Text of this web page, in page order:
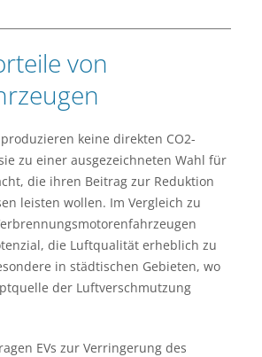
von
keine direkten CO2-
zu einer ausgezeichneten Wahl für
die ihren Beitrag zur Reduktion
leisten wollen. Im Vergleich zu
die Luftqualität erheblich zu
in städtischen Gebieten, wo
der Luftverschmutzung
EVs zur Verringerung des